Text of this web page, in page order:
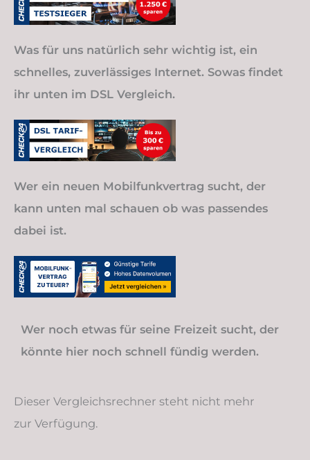
Was für uns natürlich sehr wichtig ist, ein
schnelles, zuverlässiges Internet. Sowas findet
ihr unten im DSL Vergleich.
Wer ein neuen Mobilfunkvertrag sucht, der
kann unten mal schauen ob was passendes
dabei ist.
Wer noch etwas für seine Freizeit sucht, der
könnte hier noch schnell fündig werden.
Dieser Vergleichsrechner steht nicht mehr
zur Verfügung.